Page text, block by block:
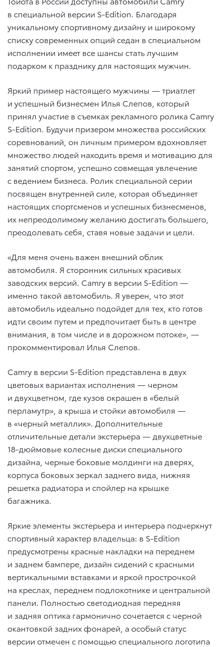
в специальной версии S-Edition. Благодаря
уникальному спортивному дизайну и широкому
списку современных опций седан в специальном
исполнении имеет все шансы стать лучшим
подарком к празднику для настоящих мужчин.
Яркий пример настоящего мужчины — триатлет
и успешный бизнесмен Илья Слепов, который
принял участие в съемках рекламного ролика Camry
S-Edition. Будучи призером множества российских
соревнований, он личным примером вдохновляет
множество людей находить время и мотивацию для
занятий спортом, успешно совмещая увлечение
с ведением бизнеса. Ролик специальной серии
посвящен внутренней силе, которая объединяет
настоящих спортсменов и успешных бизнесменов,
их непреодолимому желанию достигать большего,
преодолевать себя, ставя новые задачи и цели.
«Для меня очень важен внешний облик
автомобиля. Я сторонник сильных красивых
заводских версий. Camry в версии S-Edition —
именно такой автомобиль. Я уверен, что этот
автомобиль идеально подойдет для тех, кто готов
идти своим путем и предпочитает быть в центре
внимания, в том числе и в дорожном потоке», —
прокомментировал Илья Слепов.
Camry в версии S-Edition представлена в двух
цветовых вариантах исполнения — черном
и двухцветном, где кузов окрашен в «белый
перламутр», а крыша и стойки автомобиля —
в «черный металлик». Дополнительные
отличительные детали экстерьера — двухцветные
18-дюймовые колесные диски специального
дизайна, черные боковые молдинги на дверях,
корпуса боковых зеркал заднего вида, нижняя
решетка радиатора и спойлер на крышке
багажника.
Яркие элементы экстерьера и интерьера подчеркнут
спортивный характер владельца: в S-Edition
предусмотрены красные накладки на переднем
и заднем бампере, дизайн сидений с красными
вертикальными вставками и яркой прострочкой
на креслах, переднем подлокотнике и центральной
панели. Полностью светодиодная передняя
и задняя оптика гармонично сочетается с черной
окантовкой задних фонарей, а особый статус
версии отмечен с помощью специального логотипа